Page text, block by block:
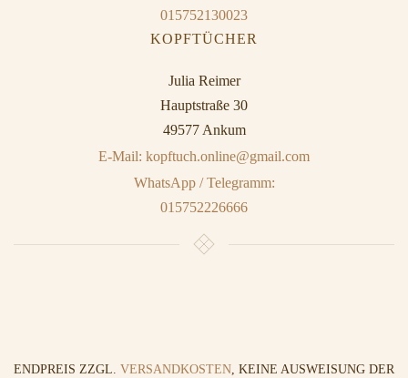
015752130023
KOPFTÜCHER
Julia Reimer
Hauptstraße 30
49577 Ankum
E-Mail: kopftuch.online@gmail.com
WhatsApp / Telegramm:
015752226666
ENDPREIS ZZGL. VERSANDKOSTEN, KEINE AUSWEISUNG DER